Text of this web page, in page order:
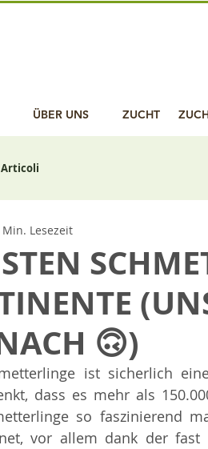
ÜBER UNS ZUCHT
Articoli
🙃)
Min. Lesezeit
ist sicherlich
dass es mehr als
so faszinierend
vor allem dank der fast